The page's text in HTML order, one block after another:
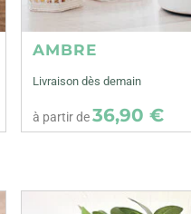
AMBRE
Livraison dès demain
à partir de36,90 €